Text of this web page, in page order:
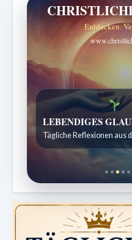
Entdecken.
Bibelgeschichten zum
Kindergeschichten für 7